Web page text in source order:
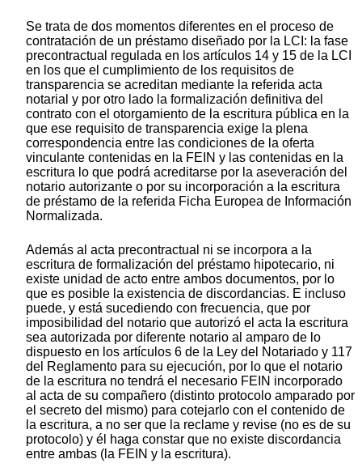
Se trata de dos momentos diferentes en el proceso de
contratación de un préstamo diseñado por la LCI: la fase
precontractual regulada en los artículos 14 y 15 de la LCI
en los que el cumplimiento de los requisitos de
transparencia se acreditan mediante la referida acta
notarial y por otro lado la formalización definitiva del
contrato con el otorgamiento de la escritura pública en la
que ese requisito de transparencia exige la plena
correspondencia entre las condiciones de la oferta
vinculante contenidas en la FEIN y las contenidas en la
escritura lo que podrá acreditarse por la aseveración del
notario autorizante o por su incorporación a la escritura
de préstamo de la referida Ficha Europea de Información
Normalizada.
Además al acta precontractual ni se incorpora a la
escritura de formalización del préstamo hipotecario, ni
existe unidad de acto entre ambos documentos, por lo
que es posible la existencia de discordancias. E incluso
puede, y está sucediendo con frecuencia, que por
imposibilidad del notario que autorizó el acta la escritura
sea autorizada por diferente notario al amparo de lo
dispuesto en los artículos 6 de la Ley del Notariado y 117
del Reglamento para su ejecución, por lo que el notario
de la escritura no tendrá el necesario FEIN incorporado
al acta de su compañero (distinto protocolo amparado por
el secreto del mismo) para cotejarlo con el contenido de
la escritura, a no ser que la reclame y revise (no es de su
protocolo) y él haga constar que no existe discordancia
entre ambas (la FEIN y la escritura).